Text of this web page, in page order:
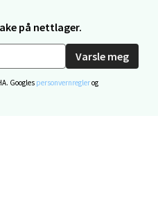
på nettlager.
Varsle meg
Googles personvernreglerog
Moa
Ålesund